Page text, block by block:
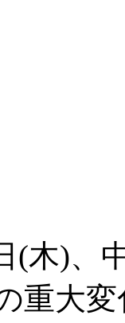
(木)、
重大